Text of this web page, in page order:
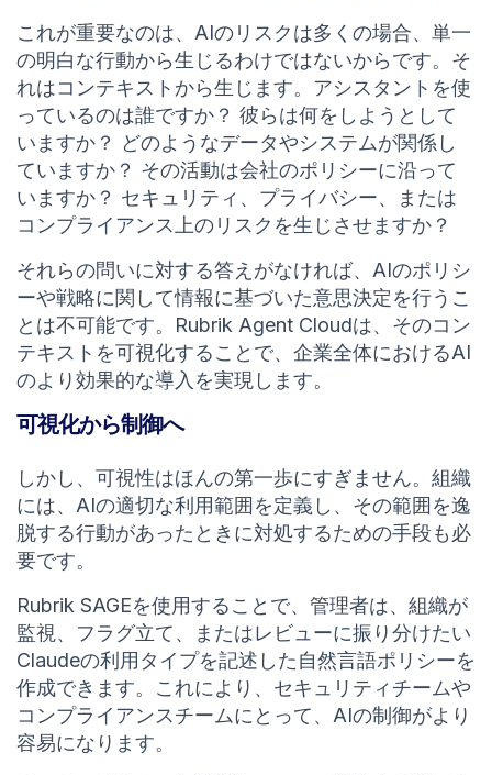
これが重要なのは、AIのリスクは多くの場合、単一
の明白な行動から生じるわけではないからです。そ
れはコンテキストから生じます。アシスタントを使
っているのは誰ですか？ 彼らは何をしようとして
いますか？ どのようなデータやシステムが関係し
ていますか？ その活動は会社のポリシーに沿って
いますか？ セキュリティ、プライバシー、または
コンプライアンス上のリスクを生じさせますか？
それらの問いに対する答えがなければ、AIのポリシ
ーや戦略に関して情報に基づいた意思決定を行うこ
とは不可能です。Rubrik Agent Cloudは、そのコン
テキストを可視化することで、企業全体におけるAI
のより効果的な導入を実現します。
可視化から制御へ
しかし、可視性はほんの第一歩にすぎません。組織
には、AIの適切な利用範囲を定義し、その範囲を逸
脱する行動があったときに対処するための手段も必
要です。
Rubrik SAGEを使用することで、管理者は、組織が
監視、フラグ立て、またはレビューに振り分けたい
Claudeの利用タイプを記述した自然言語ポリシーを
作成できます。これにより、セキュリティチームや
コンプライアンスチームにとって、AIの制御がより
容易になります。